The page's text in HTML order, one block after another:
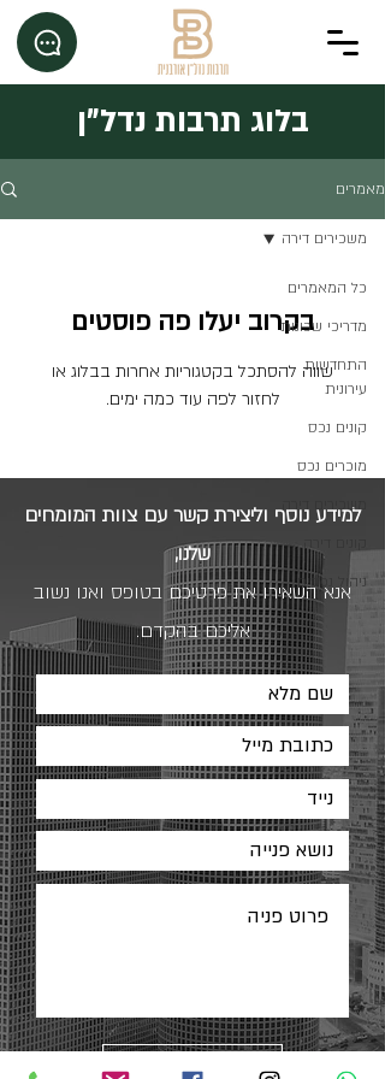
בלוג תרבות נדל"ן
מאמרים
כל המאמרים
מדריכי שכונות
התחדשות
עירונית
קונים נכס
מוכרים נכס
משכירים דירה
ניהול נכסים
משכירים דירה
בקרוב יעלו פה פוסטים
שווה להסתכל בקטגוריות אחרות בבלוג או
לחזור לפה עוד כמה ימים.
למידע נוסף וליצירת קשר עם צוות המומחים
שלנו,
אנא השאירו את פרטיכם בטופס ואנו נשוב
אליכם בהקדם.
שליחה